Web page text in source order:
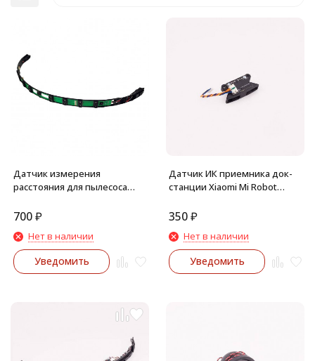
Датчик измерения
расстояния для пылесоса
STYTJ03ZHM (под бампер)
700₽
Нет в наличии
Уведомить
Датчик ИК приемника док-
станции Xiaomi Mi Robot
1C) STYTJ01ZHM, Vacuum- Mop
350₽
Нет в наличии
Уведомить